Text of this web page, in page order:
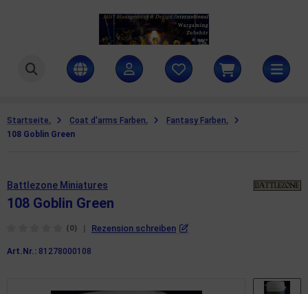
Startseite Coat d'arms Farben
Fantasy Farben
108 Goblin Green
Battlezone Miniatures
108 Goblin Green
(0) | Rezension schreiben
Art.Nr.: 81278000108
Miniatures
Games
Army Painter